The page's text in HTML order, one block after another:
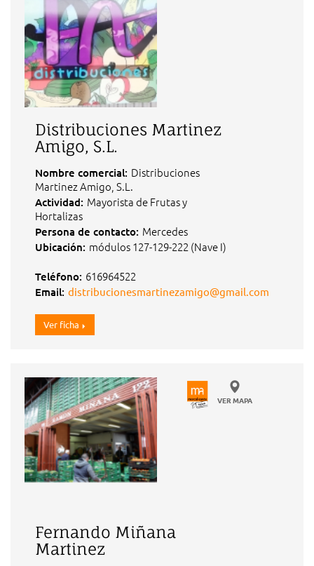
Distribuciones Martinez
Amigo, S.L.
Nombre comercial: Distribuciones
Martinez Amigo, S.L.
Actividad: Mayorista de Frutas y
Hortalizas
Persona de contacto: Mercedes
Ubicación: módulos 127-129-222 (Nave I)
Teléfono: 616964522
Email: distribucionesmartinezamigo@gmail.com
Ver ficha
VER MAPA
Fernando Miñana
Martinez